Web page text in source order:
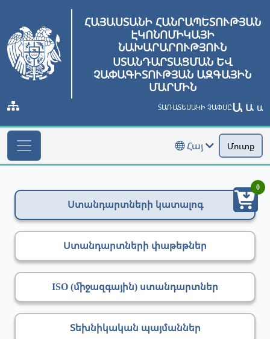
ՀԱՅԱՍՏԱՆԻ ՀԱՆՐԱՊԵՏՈՒԹՅԱՆ
ԷԿՈՆՈՄԻԿԱՅԻ
ՆԱԽԱՐԱՐՈՒԹՅՈՒՆ
ՍՏԱՆԴԱՐՏԱՑՄԱՆ ԵՎ
ՉԱՓԱԳԻՏՈՒԹՅԱՆ ԱԶԳԱՅԻՆ
ՄԱՐՄԻՆ
ՏԱՌԱՏԵՍԱԿԻ ՉԱՓՍԸԱ Ա Ա
Հայ Մուտք
Ստանդարտների կատալոգ
Ստանդարտների փաթեթներ
ISO (միջազգային) ստանդարտներ
Տեխնիկական պայմաններ
0